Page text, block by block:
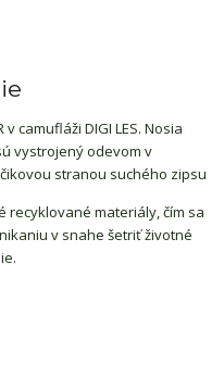
camufláži DIGI LES. Nosia
vystrojený odevom v
stranou suchého zipsu
recyklované materiály, čím sa
v snahe šetriť životné